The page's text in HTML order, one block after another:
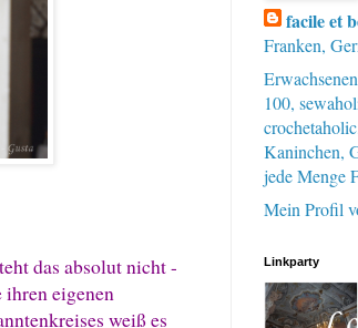
das absolut nicht -
ihren eigenen
weiß es
facile et
Franken,
100,
Kaninchen,
jede Menge
Mein Profil
Linkparty